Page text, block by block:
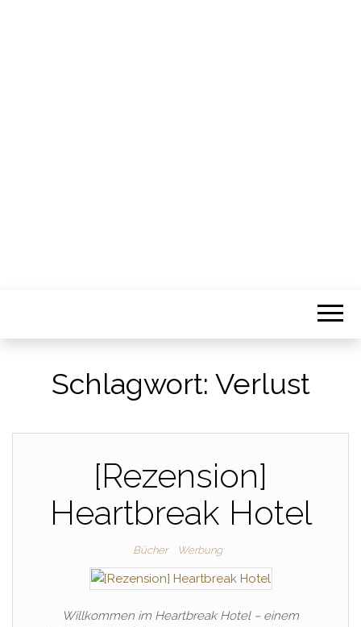
Schlagwort: Verlust
[Rezension]
Heartbreak Hotel
Bücher Werbung
Willkommen im Heartbreak Hotel – einem